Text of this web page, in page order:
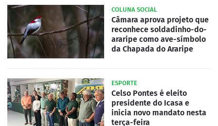
COLUNA SOCIAL
Câmara aprova projeto que
reconhece soldadinho-do-
araripe como ave-símbolo
da Chapada do Araripe
ESPORTE
Celso Pontes é eleito
presidente do Icasa e
inicia novo mandato nesta
terça-feira